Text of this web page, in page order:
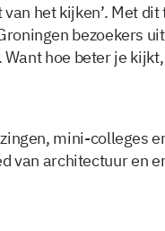
het kijken’. Met
bezoekers
hoe beter je
mini-colleges
van architectuur en